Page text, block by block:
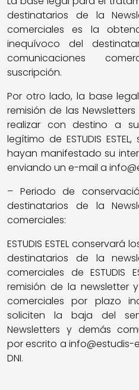
destinatarios de la
comerciales es la
inequívoco del
comunicaciones
suscripción.
Por otro lado, la base
remisión de las Newsletters
realizar con destino a
legítimo de ESTUDIS
hayan manifestado su
enviando un e-mail a
– Periodo de
destinatarios de la
comerciales:
ESTUDIS ESTEL
destinatarios de la
comerciales de ESTUDIS
remisión de la newsletter
comerciales por plazo
soliciten la baja del
Newsletters y demás
por escrito a
DNI.